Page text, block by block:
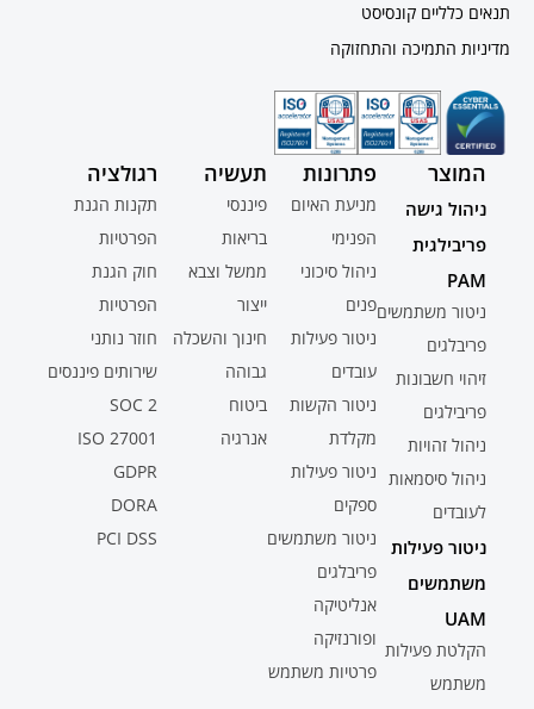
תנאים כלליים קונסיסט
מדיניות התמיכה והתחזוקה
המוצר
ניהול גישה
פריבילגית
PAM
ניטור משתמשים
פריבלגים
זיהוי חשבונות
פריבילגים
ניהול זהויות
ניהול סיסמאות
לעובדים
ניטור פעילות
משתמשים
UAM
הקלטת פעילות
משתמש
פתרונות
מניעת האיום
הפנימי
ניהול סיכוני
פנים
ניטור פעילות
עובדים
ניטור הקשות
מקלדת
ניטור פעילות
ספקים
ניטור משתמשים
פריבלגים
אנליטיקה
ופורנזיקה
פרטיות משתמש
תעשיה
פיננסי
בריאות
ממשל וצבא
ייצור
חינוך והשכלה
גבוהה
ביטוח
אנרגיה
רגולציה
תקנות הגנת
הפרטיות
חוק הגנת
הפרטיות
חוזר נותני
שירותים פיננסים
SOC 2
ISO 27001
GDPR
DORA
PCI DSS